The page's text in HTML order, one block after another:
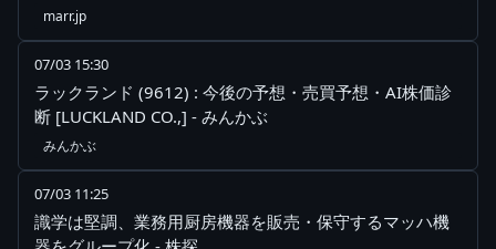
marr.jp
07/03 15:30
ラックランド (9612) : 今後の予想・売買予想・AI株価診
断 [LUCKLAND CO.,] - みんかぶ
みんかぶ
07/03 11:25
識学は堅調、業務用厨房機器を販売・保守するマッハ機